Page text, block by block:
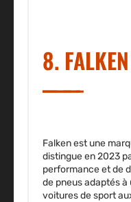
8. FALKEN
Falken est une
distingue en 2023
performance et de
de pneus adaptés
voitures de sport